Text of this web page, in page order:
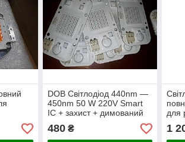
DOB Світлодіод 440nm —
450nm 50 W 220V Smart
IC + захист + димований
480₴
для
1